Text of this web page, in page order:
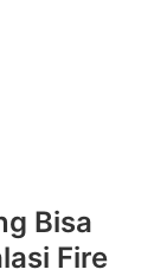
Bisa
Fire